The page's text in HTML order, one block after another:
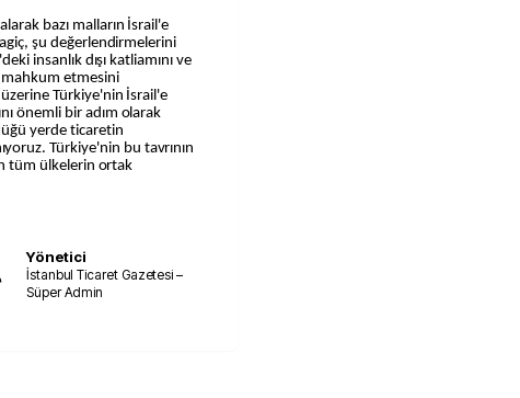
bazı malların İsrail'e
şu değerlendirmelerini
insanlık dışı katliamını ve
mahkum etmesini
üzerine Türkiye'nin İsrail'e
önemli bir adım olarak
yerde ticaretin
Türkiye'nin bu tavrının
tüm ülkelerin ortak
Yönetici
İstanbul Ticaret Gazetesi –
Süper Admin